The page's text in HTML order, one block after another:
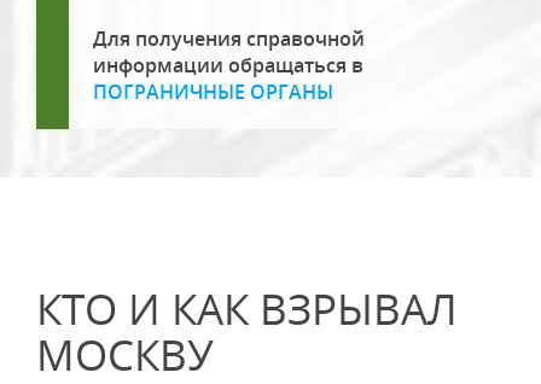
Для получения справочной
информации обращаться в
ПОГРАНИЧНЫЕ ОРГАНЫ
КТО И КАК ВЗРЫВАЛ
МОСКВУ